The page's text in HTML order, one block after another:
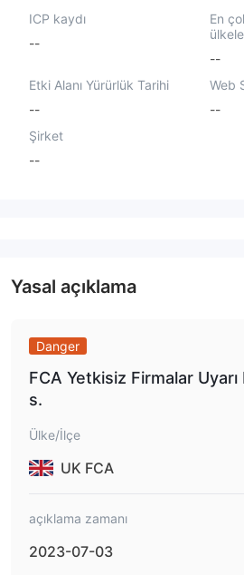
ICP kaydı
--
En
--
Etki Alanı Yürürlük Tarihi
--
Web
--
Şirket
--
Yasal açıklama
Danger
FCA Yetkisiz Firmalar
s.
Ülke/İlçe
UK FCA
açıklama zamanı
2023-07-03